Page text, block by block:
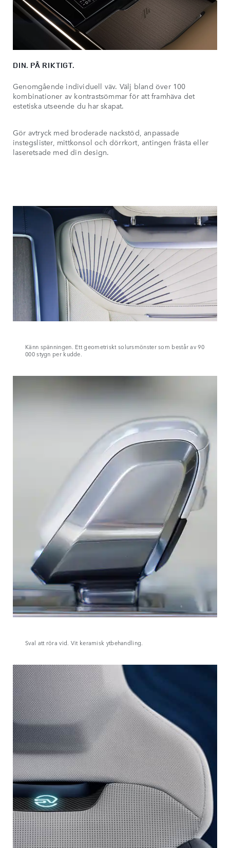
DIN. PÅ RIKTIGT.
Genomgående individuell väv. Välj bland över 100
kombinationer av kontrastsömmar för att framhäva det
estetiska utseende du har skapat.
Gör avtryck med broderade nackstöd, anpassade
instegslister, mittkonsol och dörrkort, antingen frästa eller
laseretsade med din design.
Känn spänningen. Ett geometriskt solursmönster som består av 90
000 stygn per kudde.
Sval att röra vid. Vit keramisk ytbehandling.